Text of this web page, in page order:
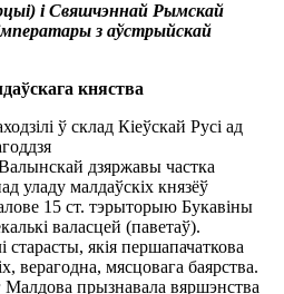
і Свяшчэннай Рымскай
з аўстрыйскай
княства
ў склад Кіеўскай Русі ад
дзяржавы частка
уладу малдаўскіх князёў
15 ст. тэрыторыю Букавіны
валасцей (паветаў).
старасты, якія першапачаткова
верагодна, мясцовага баярства.
Малдова прызнавала вяршэнства